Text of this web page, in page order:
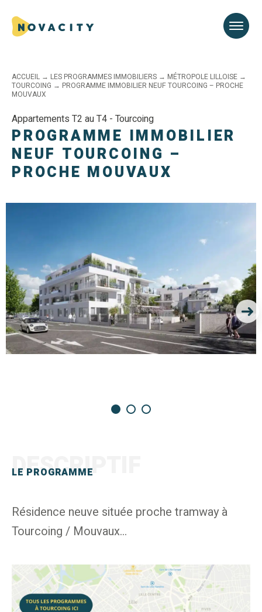
ACCUEIL → LES PROGRAMMES IMMOBILIERS → MÉTROPOLE LILLOISE →
TOURCOING → PROGRAMME IMMOBILIER NEUF TOURCOING – PROCHE
MOUVAUX
Appartements T2 au T4 - Tourcoing
PROGRAMME IMMOBILIER
NEUF TOURCOING –
PROCHE MOUVAUX
LE PROGRAMME
DESCRIPTIF
Résidence neuve située proche tramway à
Tourcoing / Mouvaux...